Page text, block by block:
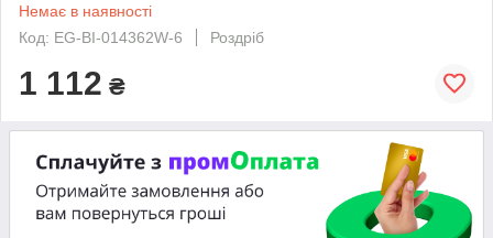
Немає в наявності
Код: EG-BI-014362W-6
Роздріб
1 112 ₴